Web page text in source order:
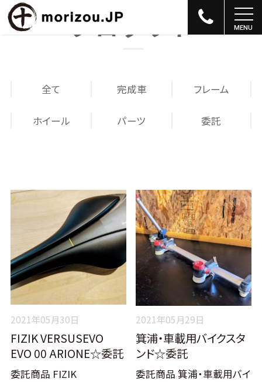
プロダクト
全て 完成車 フレーム
ホイール パーツ 委託
2021年05月30日
FIZIK VERSUSEVO
EVO 00 ARIONE☆委託
委託商品 FIZIK
2021年05月29日
箕浦・車載用バイクスタ
ンド☆委託
委託商品 箕浦・車載用バイ